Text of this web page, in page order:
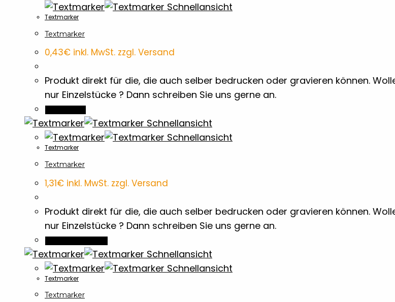
Schnellansicht
Textmarker
Textmarker
0,43€ inkl. MwSt. zzgl. Versand
Produkt direkt für die, die auch selber bedrucken oder gravieren können.
nur Einzelstücke ? Dann schreiben Sie uns gerne an.
Schnellansicht
Schnellansicht
Textmarker
Textmarker
1,31€ inkl. MwSt. zzgl. Versand
Produkt direkt für die, die auch selber bedrucken oder gravieren können.
nur Einzelstücke ? Dann schreiben Sie uns gerne an.
Schnellansicht
Schnellansicht
Textmarker
Textmarker